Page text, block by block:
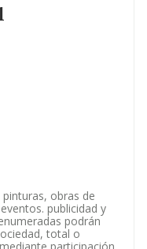
obras de
publicidad y
podrán
total o